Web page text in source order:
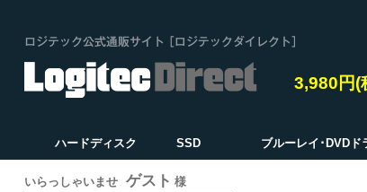
3,980円(
ハードディスク SSD ブルーレイ･DVDド
いらっしゃいませ ゲスト 様